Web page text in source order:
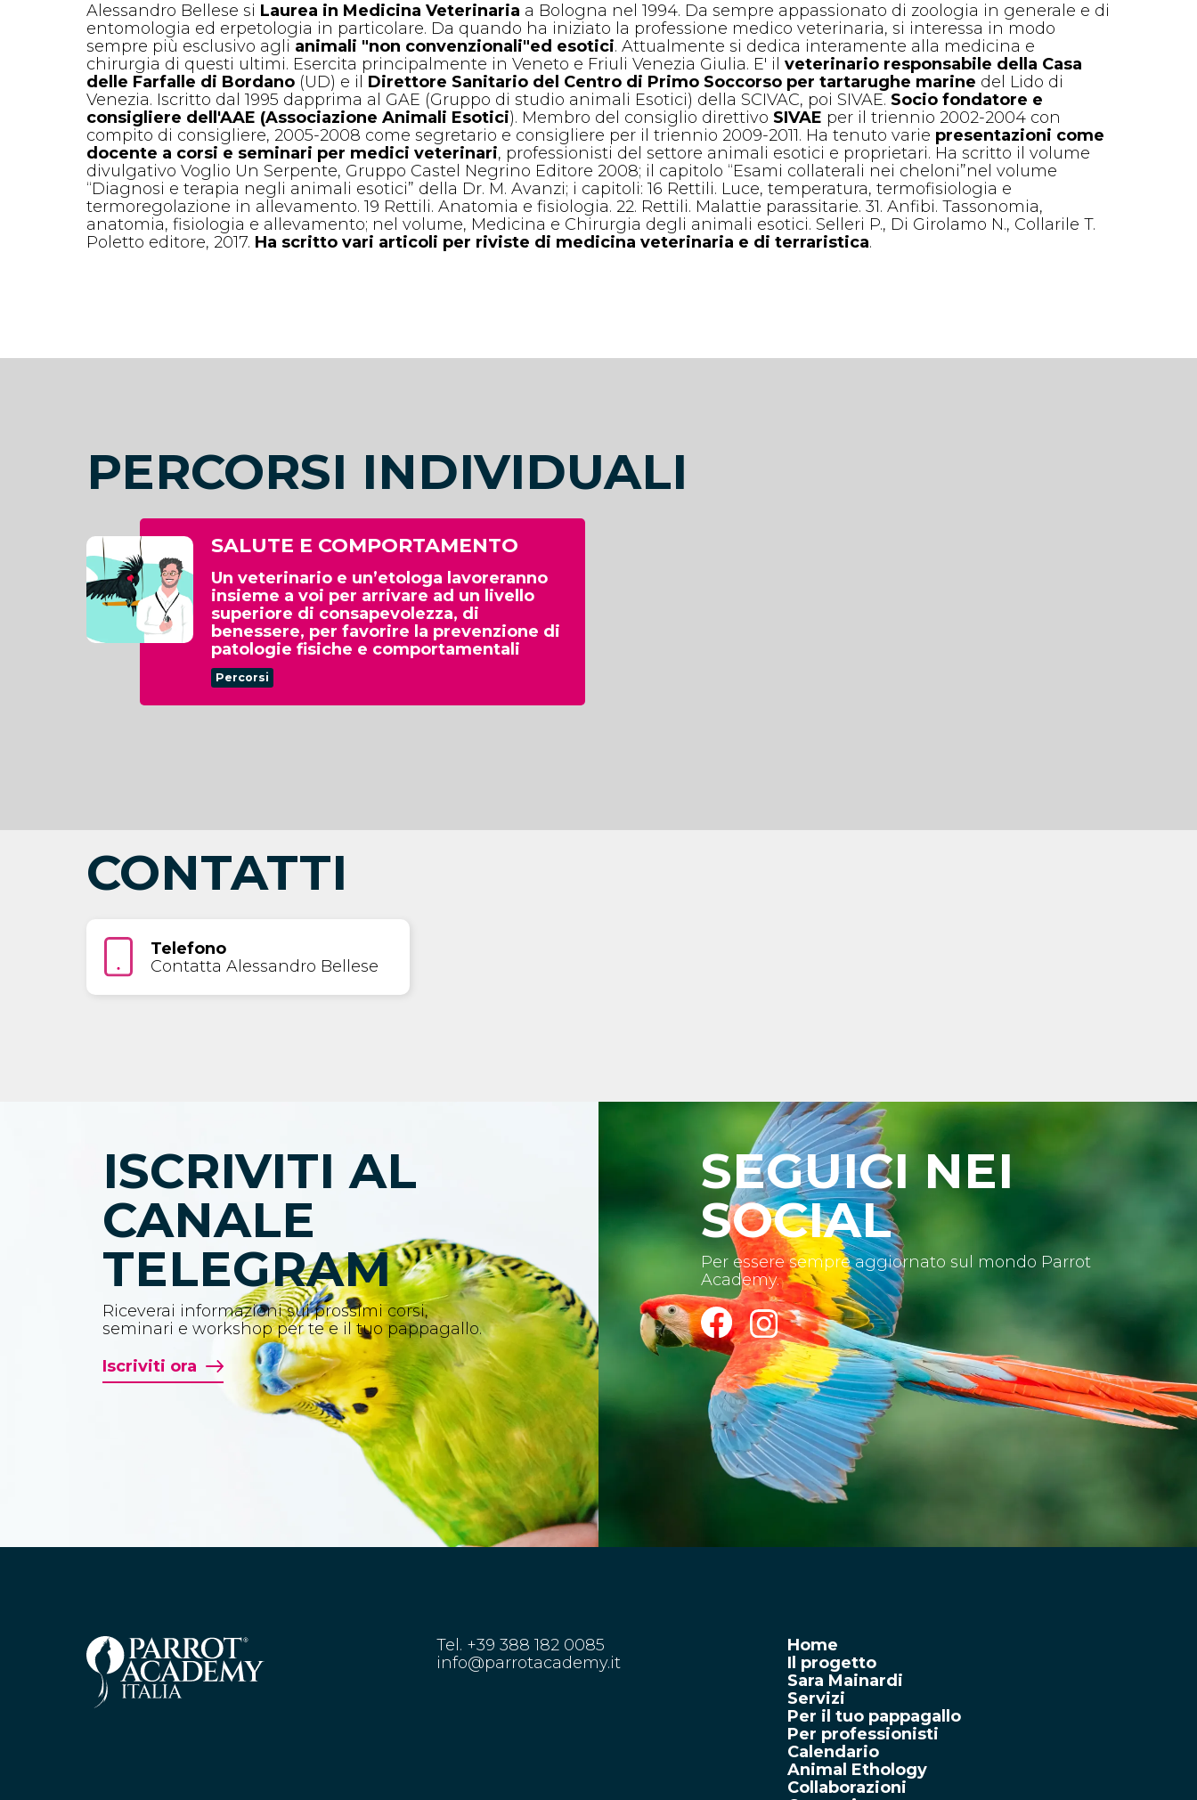
Alessandro Bellese si Laurea in Medicina Veterinaria a Bologna nel 1994. Da sempre appassionato di zoologia in generale e di
entomologia ed erpetologia in particolare. Da quando ha iniziato la professione medico veterinaria, si interessa in modo
sempre più esclusivo agli animali "non convenzionali"ed esotici. Attualmente si dedica interamente alla medicina e
chirurgia di questi ultimi. Esercita principalmente in Veneto e Friuli Venezia Giulia. E' il veterinario responsabile della Casa
delle Farfalle di Bordano (UD) e il Direttore Sanitario del Centro di Primo Soccorso per tartarughe marine del Lido di
Venezia. Iscritto dal 1995 dapprima al GAE (Gruppo di studio animali Esotici) della SCIVAC, poi SIVAE. Socio fondatore e
consigliere dell'AAE (Associazione Animali Esotici). Membro del consiglio direttivo SIVAE per il triennio 2002-2004 con
compito di consigliere, 2005-2008 come segretario e consigliere per il triennio 2009-2011. Ha tenuto varie presentazioni come
docente a corsi e seminari per medici veterinari, professionisti del settore animali esotici e proprietari. Ha scritto il volume
divulgativo Voglio Un Serpente, Gruppo Castel Negrino Editore 2008; il capitolo “Esami collaterali nei cheloni”nel volume
“Diagnosi e terapia negli animali esotici” della Dr. M. Avanzi; i capitoli: 16 Rettili. Luce, temperatura, termofisiologia e
termoregolazione in allevamento. 19 Rettili. Anatomia e fisiologia. 22. Rettili. Malattie parassitarie. 31. Anfibi. Tassonomia,
anatomia, fisiologia e allevamento; nel volume, Medicina e Chirurgia degli animali esotici. Selleri P., Di Girolamo N., Collarile T.
Poletto editore, 2017. Ha scritto vari articoli per riviste di medicina veterinaria e di terraristica.
PERCORSI INDIVIDUALI
SALUTE E COMPORTAMENTO
Un veterinario e un’etologa lavoreranno
insieme a voi per arrivare ad un livello
superiore di consapevolezza, di
benessere, per favorire la prevenzione di
patologie fisiche e comportamentali
Percorsi
CONTATTI
Telefono
Contatta Alessandro Bellese
ISCRIVITI AL
CANALE
TELEGRAM
Riceverai informazioni sui prossimi corsi,
seminari e workshop per te e il tuo pappagallo.
Iscriviti ora
SEGUICI NEI
SOCIAL
Per essere sempre aggiornato sul mondo Parrot
Academy.
Tel. +39 388 182 0085
info@parrotacademy.it
Home
Il progetto
Sara Mainardi
Servizi
Per il tuo pappagallo
Per professionisti
Calendario
Animal Ethology
Collaborazioni